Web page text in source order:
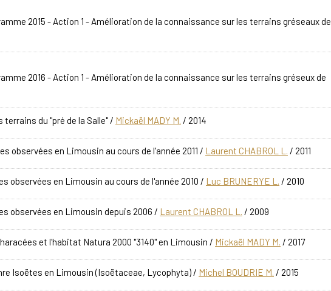
2015 - Action 1 - Amélioration de la connaissance sur les terrains gréseaux de
2016 - Action 1 - Amélioration de la connaissance sur les terrains gréseux de
du "pré de la Salle"/ Mickaël MADY M. / 2014
observées en Limousin au cours de l'année 2011 / Laurent CHABROL L. / 2011
observées en Limousin au cours de l'année 2010 / Luc BRUNERYE L. / 2010
observées en Limousin depuis 2006 / Laurent CHABROL L. / 2009
et l'habitat Natura 2000 "3140" en Limousin / Mickaël MADY M. / 2017
Isoëtes en Limousin (Isoëtaceae, Lycophyta)/ Michel BOUDRIE M. / 2015